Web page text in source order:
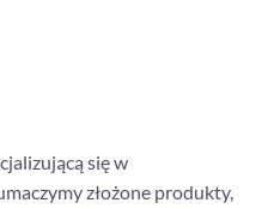
się w
złożone produkty,